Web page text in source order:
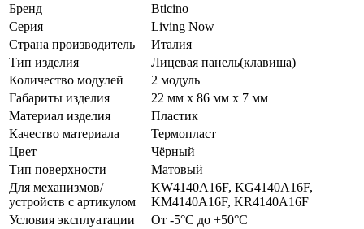
Бренд
Bticino
Серия
Living Now
Страна производитель
Италия
Тип изделия
Лицевая панель(клавиша)
Количество модулей
2 модуль
Габариты изделия
22 мм x 86 мм x 7 мм
Материал изделия
Пластик
Качество материала
Термопласт
Цвет
Чёрный
Тип поверхности
Матовый
Для механизмов/
устройств с артикулом
KW4140A16F, KG4140A16F,
KM4140A16F, KR4140A16F
Условия эксплуатации
От -5°C до +50°C